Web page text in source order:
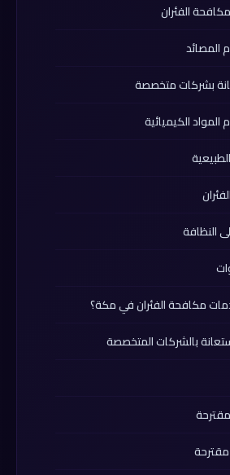
الفئران
النظافة
مكافحة الفئران في مكة؟
بالشركات المتخصصة
مقترحة